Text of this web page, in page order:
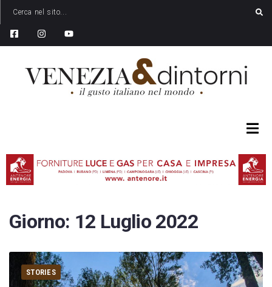
Giorno: 12 Luglio 2022
STORIES